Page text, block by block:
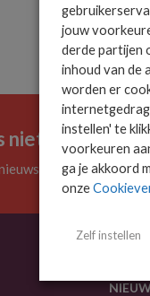
jouw
derde partijen
inhoud van de
worden er
instellen' te
voorkeuren
ga je akkoord
onze
Zelf instellen